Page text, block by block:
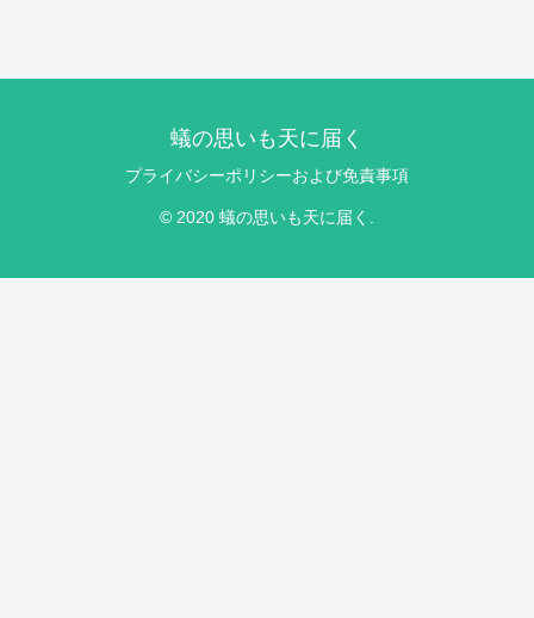
蟻の思いも天に届く
プライバシーポリシーおよび免責事項
© 2020 蟻の思いも天に届く.